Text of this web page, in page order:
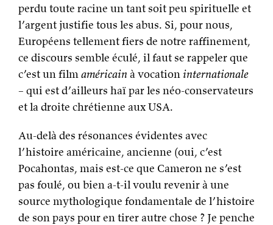
perdu toute racine un tant soit peu spirituelle et
l’argent justifie tous les abus. Si, pour nous,
Européens tellement fiers de notre raffinement,
ce discours semble éculé, il faut se rappeler que
c’est un filmaméricainà vocationinternationale
– qui est d’ailleurs haï par les néo-conservateurs
et la droite chrétienne aux USA.
Au-delà des résonances évidentes avec
l’histoire américaine, ancienne (oui, c’est
Pocahontas, mais est-ce que Cameron ne s’est
pas foulé, ou bien a-t-il voulu revenir à une
source mythologique fondamentale de l’histoire
de son pays pour en tirer autre chose ? Je penche